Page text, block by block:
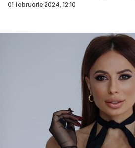
01 februarie 2024, 12:10